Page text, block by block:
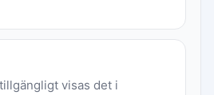
visas det i